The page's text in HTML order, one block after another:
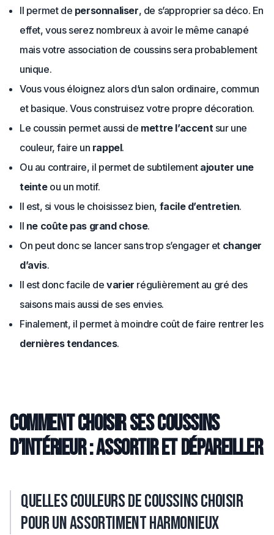
Il permet de personnaliser, de s’approprier sa déco. En
effet, vous serez nombreux à avoir le même canapé
mais votre association de coussins sera probablement
unique.
Vous vous éloignez alors d’un salon ordinaire, commun
et basique. Vous construisez votre propre décoration.
Le coussin permet aussi de mettre l’accentsur une
couleur, faire un rappel.
Ou au contraire, il permet de subtilement ajouter une
teinteou un motif.
Il est, si vous le choisissez bien, facile d’entretien.
Il ne coûte pas grand chose.
On peut donc se lancer sans trop s’engager et changer
d’avis.
Il est donc facile devarier régulièrement au gré des
saisons mais aussi de ses envies.
Finalement, il permet à moindre coût de faire rentrer les
dernières tendances.
Comment choisir ses coussins
d’intérieur : assortir et dépareiller
Quelles couleurs de coussins choisir
pour un assortiment harmonieux